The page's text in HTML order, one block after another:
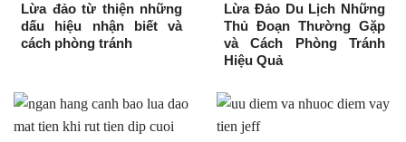
Lừa đảo từ thiện những
dấu hiệu nhận biết và
cách phòng tránh
Lừa Đảo Du Lịch Những
Thủ Đoạn Thường Gặp
và Cách Phòng Tránh
Hiệu Quả